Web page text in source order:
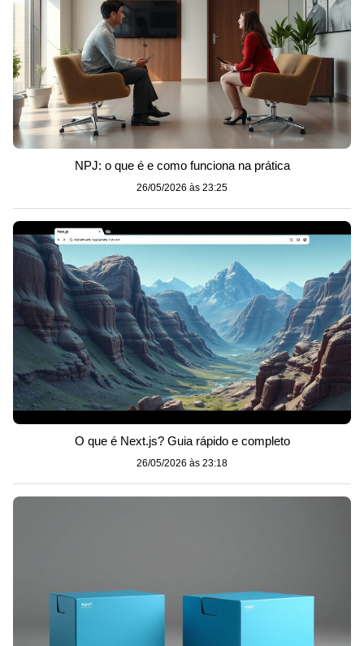
NPJ: o que é e como funciona na prática
26/05/2026 às 23:25
O que é Next.js? Guia rápido e completo
26/05/2026 às 23:18